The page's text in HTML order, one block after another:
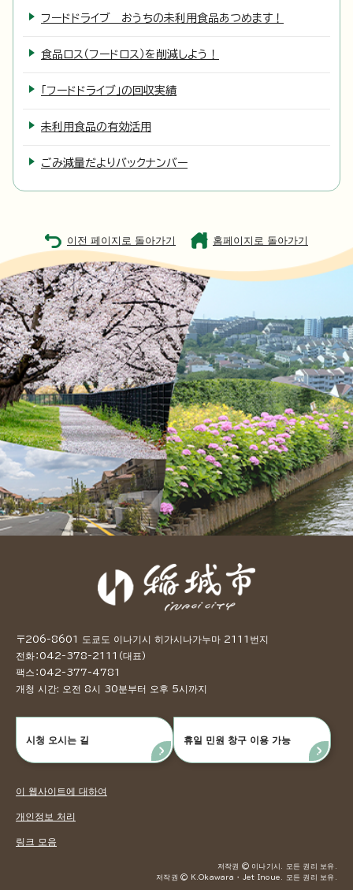
フードドライブ おうちの未利用食品あつめます！
食品ロス（フードロス）を削減しよう！
「フードドライブ」の回収実績
未利用食品の有効活用
ごみ減量だよりバックナンバー
이전 페이지로 돌아가기 홈페이지로 돌아가기
〒206-8601 도쿄도 이나기시 히가시나가누마 2111번지
전화：042-378-2111（대표）
팩스：042-377-4781
개청 시간: 오전 8시 30분부터 오후 5시까지
시청 오시는 길 휴일 민원 창구 이용 가능
이 웹사이트에 대하여
개인정보 처리
링크 모음
저작권 © 이나기시. 모든 권리 보유.
저작권 © K.Okawara ・ Jet Inoue. 모든 권리 보유.